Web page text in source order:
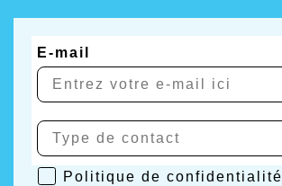
E-mail
Politique de confidentialité
Politique de confidentialité